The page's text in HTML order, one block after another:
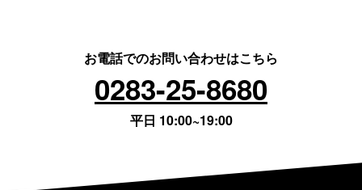
お電話でのお問い合わせはこちら
0283-25-8680
平日 10:00~19:00